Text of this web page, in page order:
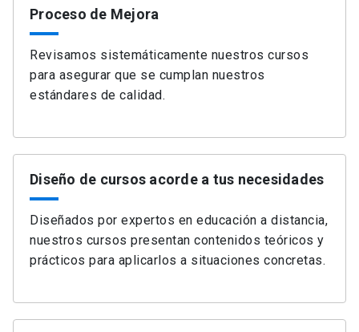
Proceso de Mejora
Revisamos sistemáticamente nuestros cursos
para asegurar que se cumplan nuestros
estándares de calidad.
Diseño de cursos acorde a tus necesidades
Diseñados por expertos en educación a distancia,
nuestros cursos presentan contenidos teóricos y
prácticos para aplicarlos a situaciones concretas.